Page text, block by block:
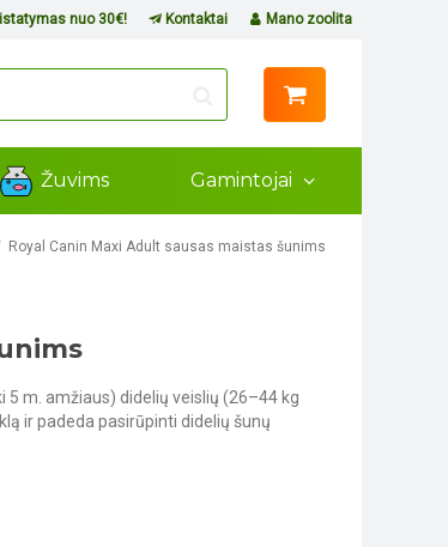
nuo 30€! Kontaktai Mano zoolita
Žuvims Gamintojai
Royal Canin Maxi Adult sausas maistas šunims
m. amžiaus) didelių veislių (26–44 kg
ir padeda pasirūpinti didelių šunų